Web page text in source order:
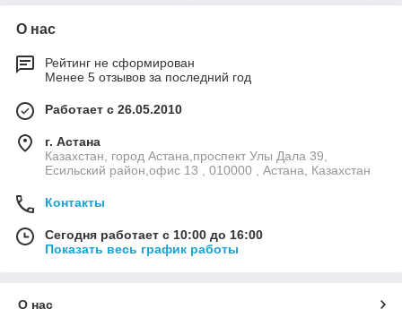
О нас
Рейтинг не сформирован
Менее 5 отзывов за последний год
Работает с 26.05.2010
г. Астана
Казахстан, город Астана,проспект Улы Дала 39,
Есильский район,офис 13 , 010000 , Астана, Казахстан
Контакты
Сегодня работает с 10:00 до 16:00
Показать весь график работы
О нас